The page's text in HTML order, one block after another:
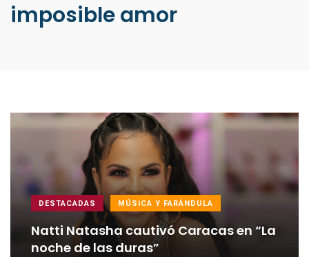
imposible amor
DESTACADAS MÚSICA Y FARÁNDULA
Natti Natasha cautivó Caracas en “La
noche de las duras”